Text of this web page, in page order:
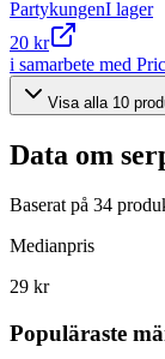
PartykungenI lager
20 kr
i samarbete med
Visa alla 10
Data om
Baserat på 34
Medianpris
29 kr
Populäraste